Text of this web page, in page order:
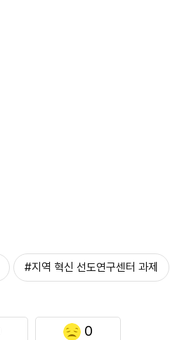
#지역 혁신 선도연구센터 과제
0